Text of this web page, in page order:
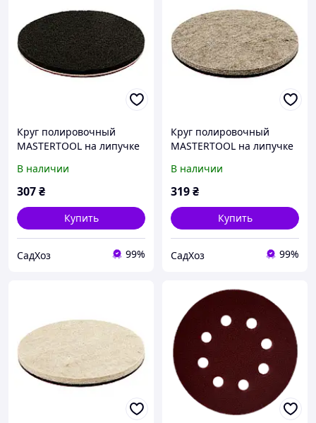
Круг полировочный
MASTERTOOL на липучке
войлока влагостойкий 6
мм Ø 125 мм набор 5 шт
В наличии
307₴
Купить
СадХоз 99%
Круг полировочный
MASTERTOOL на липучке
жесткий влагостойкий 6
мм Ø 125 мм набор 5 шт
В наличии
319₴
Купить
СадХоз 99%